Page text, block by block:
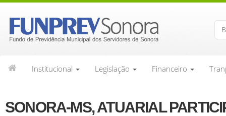
Institucional Legislação Financeiro
SONORA-MS, ATUARIAL